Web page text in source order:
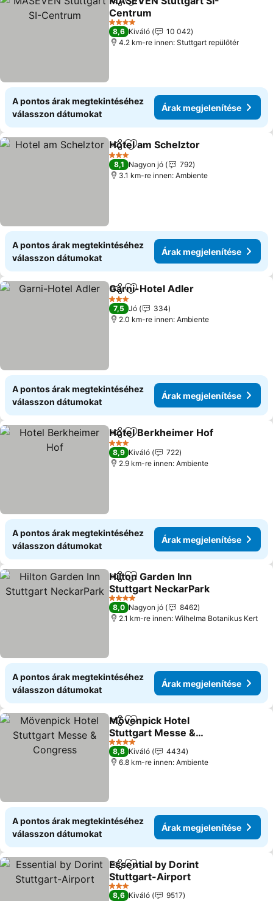
Megosztás
Hozzáadás a kedvencekhez
Centrum
4 Kategória
8,6 Kiváló
10 042
4.2 km-re innen: Stuttgart repülőtér
A pontos árak megtekintéséhez
válasszon dátumokat
Árak megjelenítése
Megosztás
Hozzáadás a kedvencekhez
Hotel am Schelztor
3 Kategória
8,1 Nagyon jó
792
3.1 km-re innen: Ambiente
A pontos árak megtekintéséhez
válasszon dátumokat
Árak megjelenítése
Megosztás
Hozzáadás a kedvencekhez
Garni-Hotel Adler
3 Kategória
7,5 Jó
334
2.0 km-re innen: Ambiente
A pontos árak megtekintéséhez
válasszon dátumokat
Árak megjelenítése
Megosztás
Hozzáadás a kedvencekhez
Hotel Berkheimer Hof
3 Kategória
8,9 Kiváló
722
2.9 km-re innen: Ambiente
A pontos árak megtekintéséhez
válasszon dátumokat
Árak megjelenítése
Megosztás
Hozzáadás a kedvencekhez
Hilton Garden Inn
Stuttgart NeckarPark
4 Kategória
8,0 Nagyon jó
8462
2.1 km-re innen: Wilhelma Botanikus Kert
A pontos árak megtekintéséhez
válasszon dátumokat
Árak megjelenítése
Megosztás
Hozzáadás a kedvencekhez
Mövenpick Hotel
Stuttgart Messe &
Congress
4 Kategória
8,8 Kiváló
4434
6.8 km-re innen: Ambiente
A pontos árak megtekintéséhez
válasszon dátumokat
Árak megjelenítése
MegosztásHozzáadás a kedvencekhez
Essential by Dorint
Stuttgart-Airport
3 Kategória
8,6 Kiváló
9517